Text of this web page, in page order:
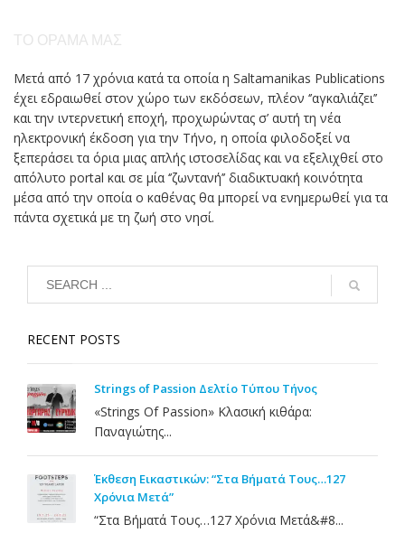
ΤΟ ΌΡΑΜΆ ΜΑΣ
Μετά από 17 χρόνια κατά τα οποία η Saltamanikas Publications
έχει εδραιωθεί στον χώρο των εκδόσεων, πλέον ‘’αγκαλιάζει’’
και την ιντερνετική εποχή, προχωρώντας σ’ αυτή τη νέα
ηλεκτρονική έκδοση για την Τήνο, η οποία φιλοδοξεί να
ξεπεράσει τα όρια μιας απλής ιστοσελίδας και να εξελιχθεί στο
απόλυτο portal και σε μία ‘’ζωντανή’’ διαδικτυακή κοινότητα
μέσα από την οποία ο καθένας θα μπορεί να ενημερωθεί για τα
πάντα σχετικά με τη ζωή στο νησί.
RECENT POSTS
Strings of Passion Δελτίο Τύπου Τήνος
«Strings Of Passion» Κλασική κιθάρα:
Παναγιώτης...
Έκθεση Εικαστικών: “Στα Βήματά Τους…127
Χρόνια Μετά”
“Στα Βήματά Τους…127 Χρόνια Μετά&#8...